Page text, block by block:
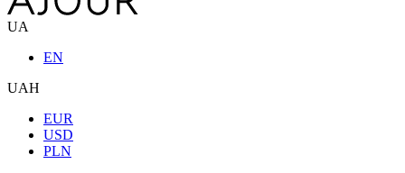
UA
EN
UAH
EUR
USD
PLN